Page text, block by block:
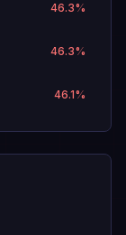
46.3%
46.3%
46.1%